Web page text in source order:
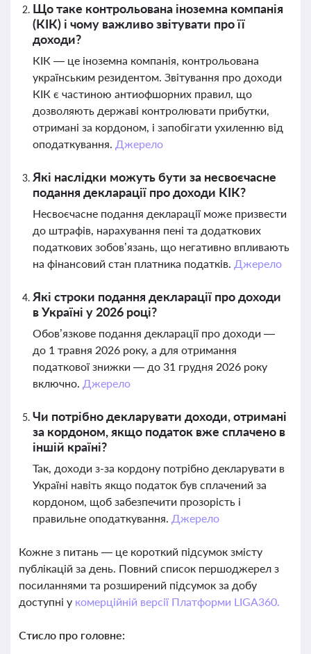
Що таке контрольована іноземна компанія
(КІК) і чому важливо звітувати про її
доходи?
КІК — це іноземна компанія, контрольована
українським резидентом. Звітування про доходи
КІК є частиною антиофшорних правил, що
дозволяють державі контролювати прибутки,
отримані за кордоном, і запобігати ухиленню від
оподаткування. Джерело
Які наслідки можуть бути за несвоєчасне
подання декларації про доходи КІК?
Несвоєчасне подання декларації може призвести
до штрафів, нарахування пені та додаткових
податкових зобов’язань, що негативно впливають
на фінансовий стан платника податків. Джерело
Які строки подання декларації про доходи
в Україні у 2026 році?
Обов’язкове подання декларації про доходи —
до 1 травня 2026 року, а для отримання
податкової знижки — до 31 грудня 2026 року
включно. Джерело
Чи потрібно декларувати доходи, отримані
за кордоном, якщо податок вже сплачено в
іншій країні?
Так, доходи з-за кордону потрібно декларувати в
Україні навіть якщо податок був сплачений за
кордоном, щоб забезпечити прозорість і
правильне оподаткування. Джерело
Кожне з питань — це короткий підсумок змісту
публікацій за день. Повний список першоджерел з
посиланнями та розширений підсумок за добу
доступні у комерційній версії Платформи LIGA360.
Стисло про головне: